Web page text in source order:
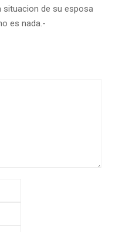
de su esposa
es nada.-